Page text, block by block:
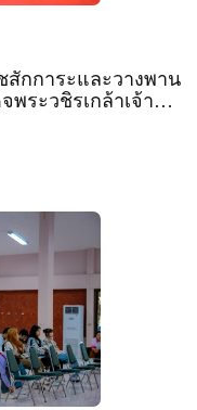
กการะและวางพาน
ระวชิรเกล้าเจ้าอยู่